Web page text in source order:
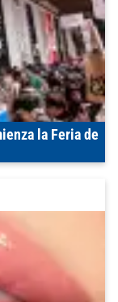
la Feria de